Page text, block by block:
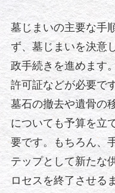
墓じまいの主要な手
ず、墓じまいを決意
政手続きを進めます
許可証などが必要で
墓石の撤去や遺骨の
についても予算を立
要です。もちろん、
テップとして新たな
ロセスを終了させる